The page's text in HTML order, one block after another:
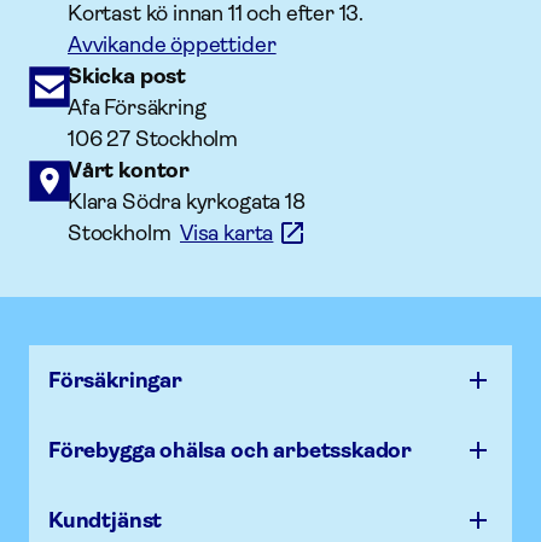
Kortast kö innan 11 och efter 13.
Avvikande öppettider
Skicka post
Afa Försäkring
106 27 Stockholm
Vårt kontor
Klara Södra kyrkogata 18
StockholmVisa karta
Försäk­ringar
Förebygga ohälsa och arbets­skador
Kundtjänst